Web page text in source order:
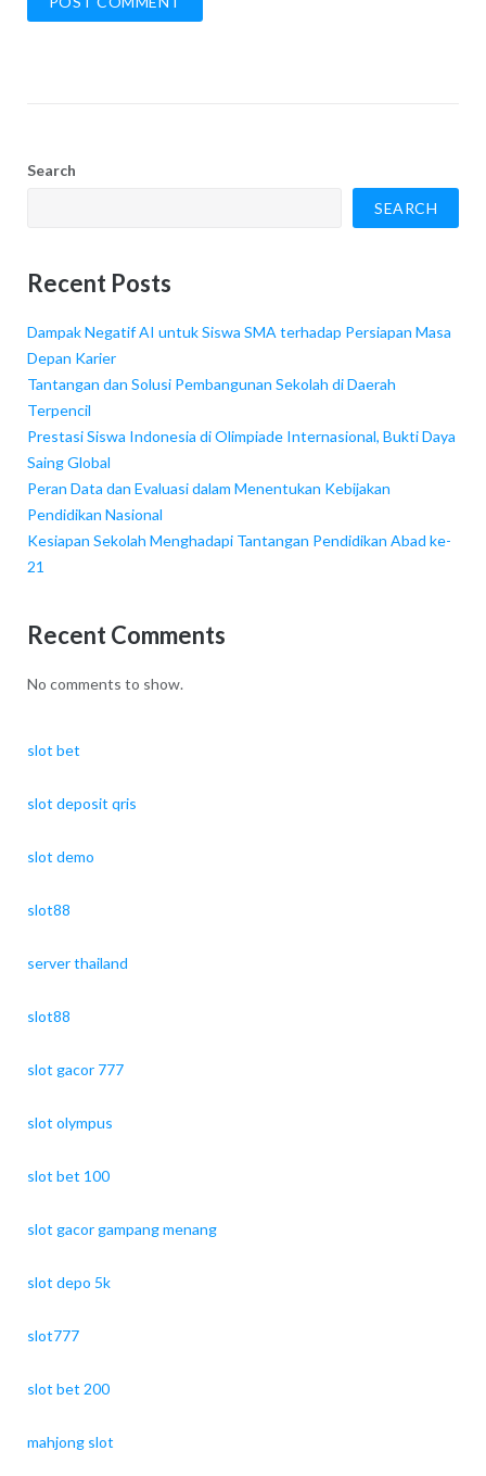
Search
SEARCH
Recent Posts
Dampak Negatif AI untuk Siswa SMA terhadap Persiapan Masa
Depan Karier
Tantangan dan Solusi Pembangunan Sekolah di Daerah
Terpencil
Prestasi Siswa Indonesia di Olimpiade Internasional, Bukti Daya
Saing Global
Peran Data dan Evaluasi dalam Menentukan Kebijakan
Pendidikan Nasional
Kesiapan Sekolah Menghadapi Tantangan Pendidikan Abad ke-
21
Recent Comments
No comments to show.
slot bet
slot deposit qris
slot demo
slot88
server thailand
slot88
slot gacor 777
slot olympus
slot bet 100
slot gacor gampang menang
slot depo 5k
slot777
slot bet 200
mahjong slot